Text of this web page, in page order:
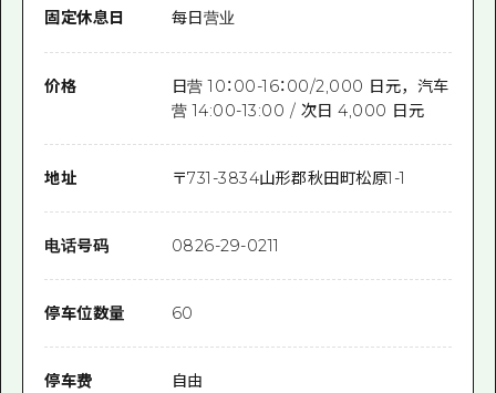
固定休息日 每日营业
价格
日营 10：00-16：00/2,000 日元，汽车
营 14:00-13:00 / 次日 4,000 日元
地址 〒731-3834山形郡秋田町松原1-1
电话号码 0826-29-0211
停车位数量 60
停车费 自由